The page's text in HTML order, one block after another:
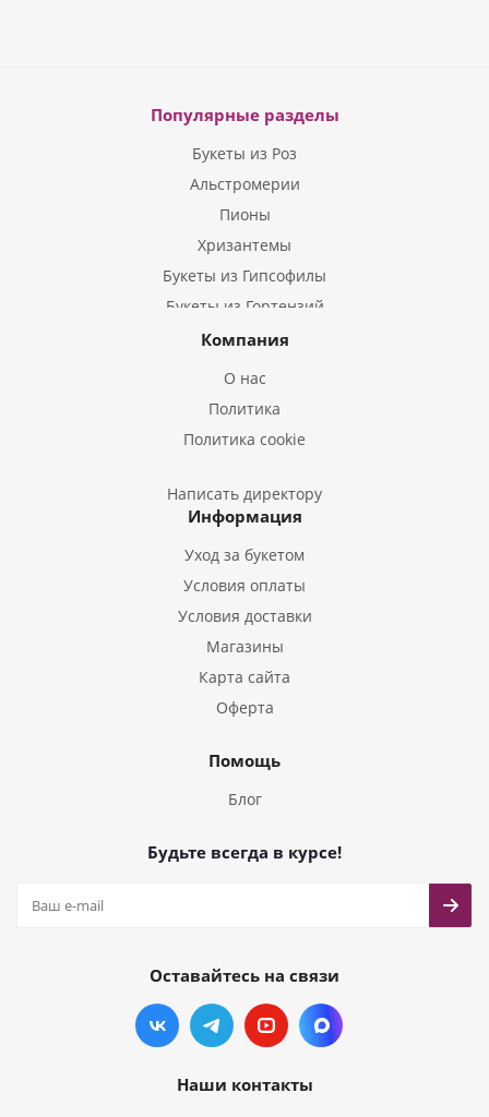
Популярные разделы
Букеты из Роз
Альстромерии
Пионы
Хризантемы
Букеты из Гипсофилы
Букеты из Гортензий
Букеты из Ирисов
Букеты из Эустом
Букеты из Гладиолусов
Букеты из Тюльпанов
Компания
О нас
Политика
Политика cookie
Написать директору
Информация
Уход за букетом
Условия оплаты
Условия доставки
Магазины
Карта сайта
Оферта
Помощь
Блог
Будьте всегда в курсе!
Оставайтесь на связи
Наши контакты